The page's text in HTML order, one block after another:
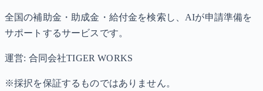
全国の補助金・助成金・給付金を検索し、AIが申請準備を
サポートするサービスです。
運営: 合同会社TIGER WORKS
※採択を保証するものではありません。